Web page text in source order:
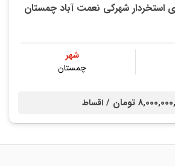
شهر
چمستان
تومان / اقساط